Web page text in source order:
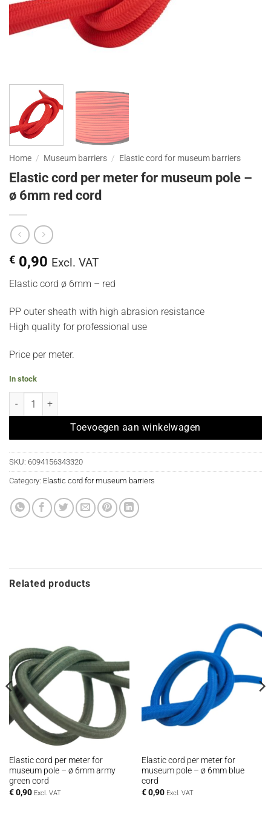
Home / Museum barriers / Elastic cord for museum barriers
Elastic cord per meter for museum pole –
ø 6mm red cord
€ 0,90 Excl. VAT
Elastic cord ø 6mm – red
PP outer sheath with high abrasion resistance
High quality for professional use
Price per meter.
In stock
Elastisch koord per meter voor museumpaal - rood koord quantity
Toevoegen aan winkelwagen
SKU: 6094156343320
Category: Elastic cord for museum barriers
Related products
Elastic cord per meter for
museum pole – ø 6mm army
green cord
€0,90 Excl. VAT
Elastic cord per meter for
museum pole – ø 6mm blue
cord
€0,90 Excl. VAT